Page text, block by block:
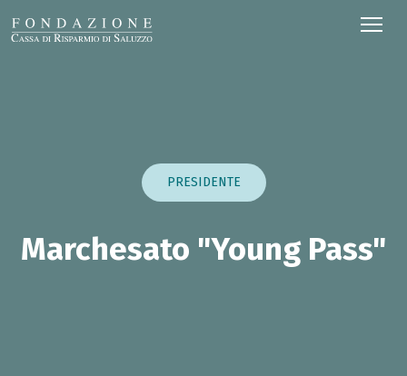
PRESIDENTE
Marchesato "Young Pass"